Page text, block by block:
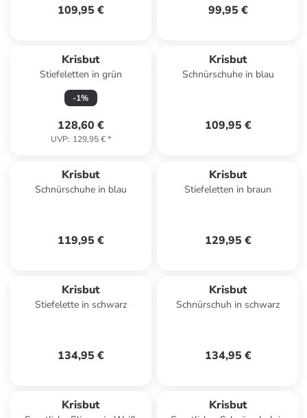
109,95 € 99,95 €
Krisbut
Stiefeletten in grün
-1%
128,60 €
UVP: 129,95 €*
Krisbut
Schnürschuhe in blau
109,95 €
Krisbut
Schnürschuhe in blau
119,95 €
Krisbut
Stiefeletten in braun
129,95 €
Krisbut
Stiefelette in schwarz
134,95 €
Krisbut
Schnürschuh in schwarz
134,95 €
Krisbut Krisbut